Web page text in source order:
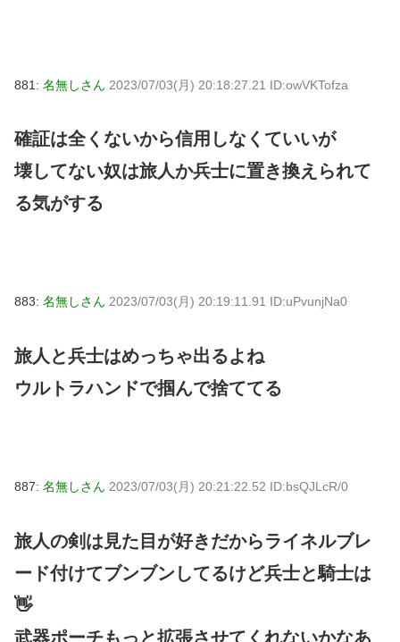
881: 名無しさん 2023/07/03(月) 20:18:27.21 ID:owVKTofza
確証は全くないから信用しなくていいが
壊してない奴は旅人か兵士に置き換えられて
る気がする
883: 名無しさん 2023/07/03(月) 20:19:11.91 ID:uPvunjNa0
旅人と兵士はめっちゃ出るよね
ウルトラハンドで掴んで捨ててる
887: 名無しさん 2023/07/03(月) 20:21:22.52 ID:bsQJLcR/0
旅人の剣は見た目が好きだからライネルブレ
ード付けてブンブンしてるけど兵士と騎士は
👋
武器ポーチもっと拡張させてくれないかなあ